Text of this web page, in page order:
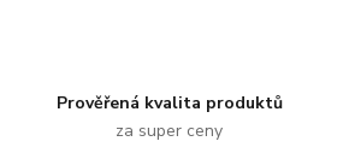
Prověřená kvalita produktů
za super ceny